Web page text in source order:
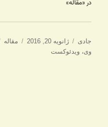
در «مقاله»
نویسنده
جادی
ارسال
شده
ژانویه 20, 2016 مقاله
وی،ویدئوکست